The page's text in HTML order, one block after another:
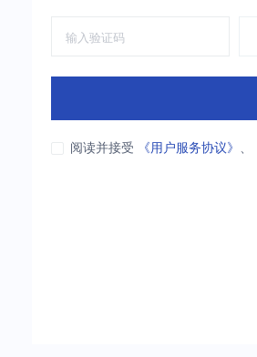
阅读并接受 《用户服务协议》 、